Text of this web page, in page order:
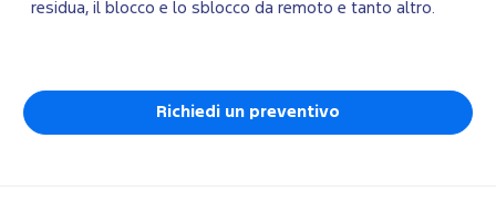
residua, il blocco e lo sblocco da remoto e tanto altro.
Richiedi un preventivo